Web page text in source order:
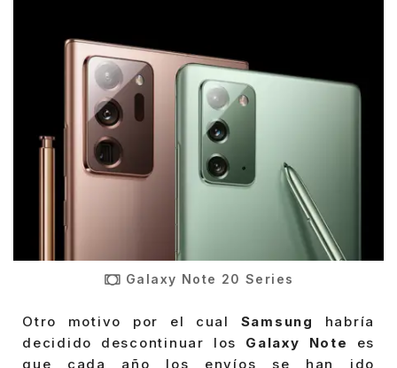
Galaxy Note 20 Series
Otro motivo por el cual Samsung habría
decidido descontinuar los Galaxy Note es
que cada año los envíos se han ido